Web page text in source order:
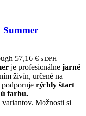
Summer
57,16 € s DPH
je profesionálne jarné
živín, určené na
podporuje rýchly štart
farbu.
Možnosti si